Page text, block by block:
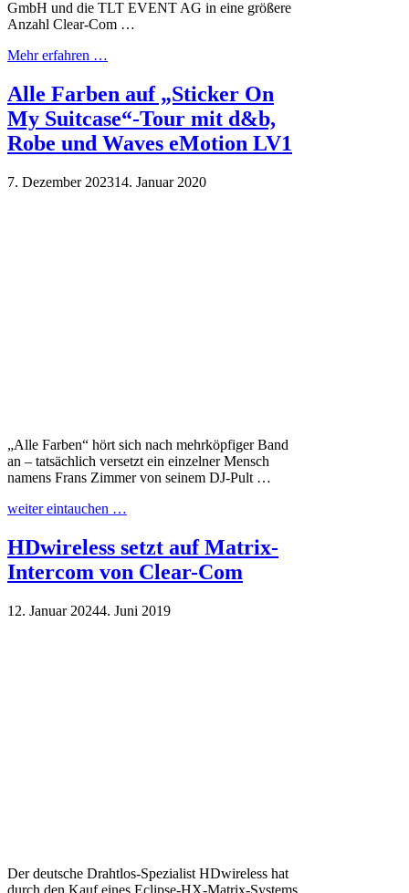
GmbH und die TLT EVENT AG in eine größere
Anzahl Clear-Com …
Mehr erfahren …
Alle Farben auf „Sticker On
My Suitcase“-Tour mit d&b,
Robe und Waves eMotion LV1
7. Dezember 202314. Januar 2020
„Alle Farben“ hört sich nach mehrköpfiger Band
an – tatsächlich versetzt ein einzelner Mensch
namens Frans Zimmer von seinem DJ-Pult …
weiter eintauchen …
HDwireless setzt auf Matrix-
Intercom von Clear-Com
12. Januar 20244. Juni 2019
Der deutsche Drahtlos-Spezialist HDwireless hat
durch den Kauf eines Eclipse-HX-Matrix-Systems